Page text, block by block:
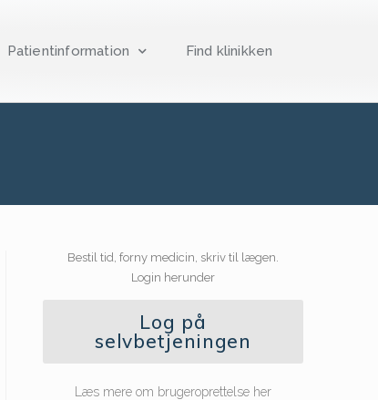
Patientinformation Find klinikken
Bestil tid, forny medicin, skriv til lægen.
Login herunder
Log på
selvbetjeningen
Læs mere om brugeroprettelse her